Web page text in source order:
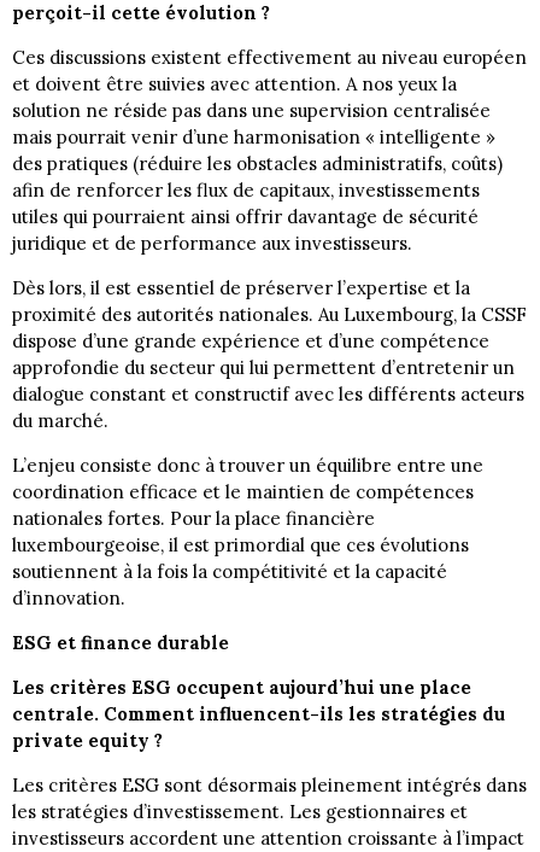
perçoit-il cette évolution ?
Ces discussions existent effectivement au niveau européen
et doivent être suivies avec attention. A nos yeux la
solution ne réside pas dans une supervision centralisée
mais pourrait venir d’une harmonisation « intelligente »
des pratiques (réduire les obstacles administratifs, coûts)
afin de renforcer les flux de capitaux, investissements
utiles qui pourraient ainsi offrir davantage de sécurité
juridique et de performance aux investisseurs.
Dès lors, il est essentiel de préserver l’expertise et la
proximité des autorités nationales. Au Luxembourg, la CSSF
dispose d’une grande expérience et d’une compétence
approfondie du secteur qui lui permettent d’entretenir un
dialogue constant et constructif avec les différents acteurs
du marché.
L’enjeu consiste donc à trouver un équilibre entre une
coordination efficace et le maintien de compétences
nationales fortes. Pour la place financière
luxembourgeoise, il est primordial que ces évolutions
soutiennent à la fois la compétitivité et la capacité
d’innovation.
ESG et finance durable
Les critères ESG occupent aujourd’hui une place
centrale. Comment influencent-ils les stratégies du
private equity ?
Les critères ESG sont désormais pleinement intégrés dans
les stratégies d’investissement. Les gestionnaires et
investisseurs accordent une attention croissante à l’impact